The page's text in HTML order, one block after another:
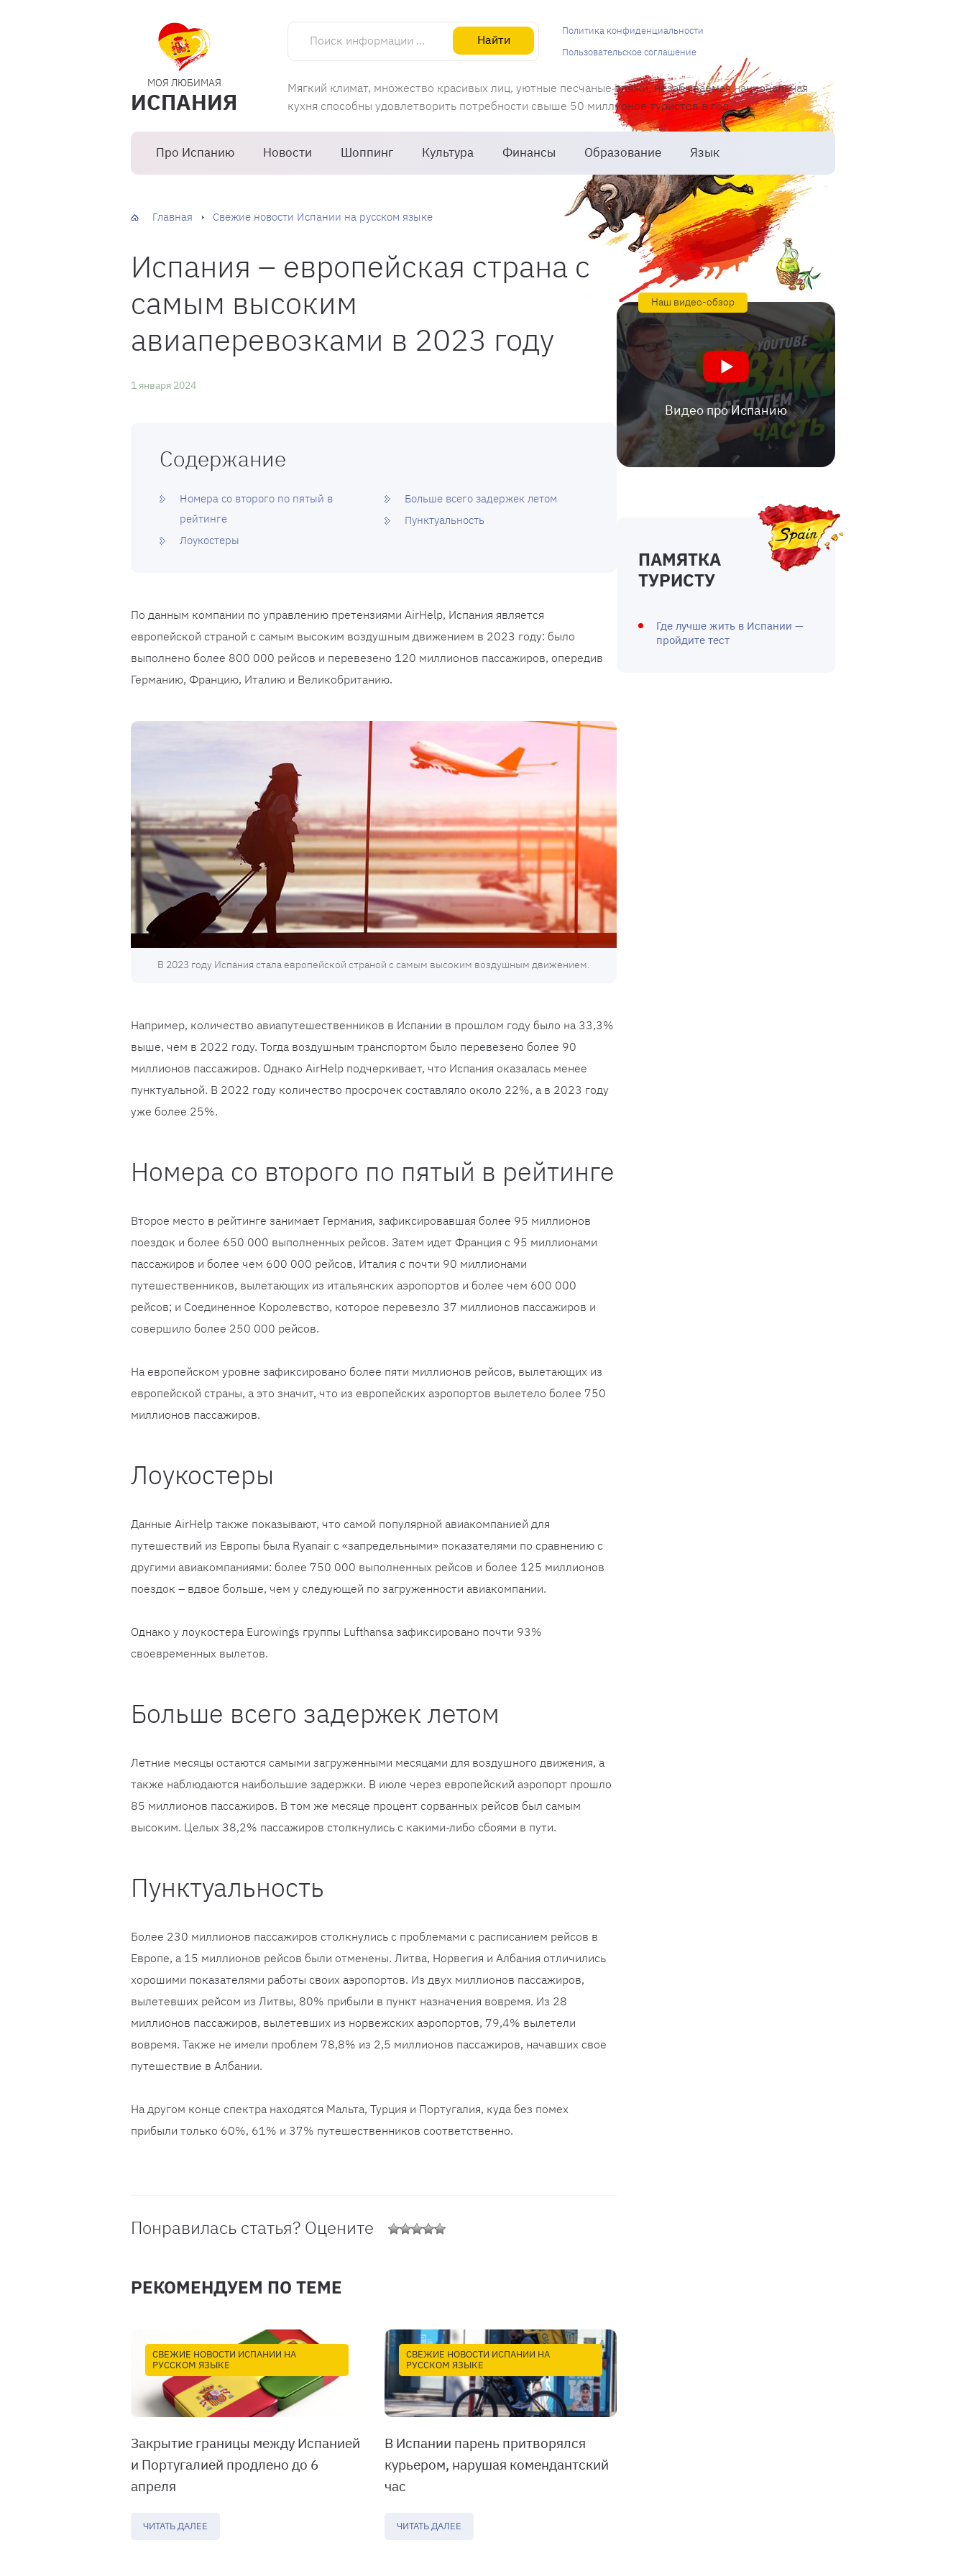
МОЯ ЛЮБИМАЯ
ИСПАНИЯ
Поиск информации об Испании
Найти
Мягкий климат, множество красивых лиц, уютные песчаные пляжи, незабываемая национальная
кухня способны удовлетворить потребности свыше 50 миллионов туристов в год.
Про Испанию Новости Шоппинг Культура Финансы Образование Язык
Политика конфиденциальности
Пользовательское соглашение
Главная Свежие новости Испании на русском языке
Испания – европейская страна с
самым высоким
авиаперевозками в 2023 году
1 января 2024
Содержание
Номера со второго по пятый в
рейтинге
Лоукостеры
Больше всего задержек летом
Пунктуальность
По данным компании по управлению претензиями AirHelp, Испания является
европейской страной с самым высоким воздушным движением в 2023 году: было
выполнено более 800 000 рейсов и перевезено 120 миллионов пассажиров, опередив
Германию, Францию, Италию и Великобританию.
В 2023 году Испания стала европейской страной с самым высоким воздушным движением.
Например, количество авиапутешественников в Испании в прошлом году было на 33,3%
выше, чем в 2022 году. Тогда воздушным транспортом было перевезено более 90
миллионов пассажиров. Однако AirHelp подчеркивает, что Испания оказалась менее
пунктуальной. В 2022 году количество просрочек составляло около 22%, а в 2023 году
уже более 25%.
Номера со второго по пятый в рейтинге
Второе место в рейтинге занимает Германия, зафиксировавшая более 95 миллионов
поездок и более 650 000 выполненных рейсов. Затем идет Франция с 95 миллионами
пассажиров и более чем 600 000 рейсов, Италия с почти 90 миллионами
путешественников, вылетающих из итальянских аэропортов и более чем 600 000
рейсов; и Соединенное Королевство, которое перевезло 37 миллионов пассажиров и
совершило более 250 000 рейсов.
На европейском уровне зафиксировано более пяти миллионов рейсов, вылетающих из
европейской страны, а это значит, что из европейских аэропортов вылетело более 750
миллионов пассажиров.
Лоукостеры
Данные AirHelp также показывают, что самой популярной авиакомпанией для
путешествий из Европы была Ryanair с «запредельными» показателями по сравнению с
другими авиакомпаниями: более 750 000 выполненных рейсов и более 125 миллионов
поездок – вдвое больше, чем у следующей по загруженности авиакомпании.
Однако у лоукостера Eurowings группы Lufthansa зафиксировано почти 93%
своевременных вылетов.
Больше всего задержек летом
Летние месяцы остаются самыми загруженными месяцами для воздушного движения, а
также наблюдаются наибольшие задержки. В июле через европейский аэропорт прошло
85 миллионов пассажиров. В том же месяце процент сорванных рейсов был самым
высоким. Целых 38,2% пассажиров столкнулись с какими-либо сбоями в пути.
Пунктуальность
Более 230 миллионов пассажиров столкнулись с проблемами с расписанием рейсов в
Европе, а 15 миллионов рейсов были отменены. Литва, Норвегия и Албания отличились
хорошими показателями работы своих аэропортов. Из двух миллионов пассажиров,
вылетевших рейсом из Литвы, 80% прибыли в пункт назначения вовремя. Из 28
миллионов пассажиров, вылетевших из норвежских аэропортов, 79,4% вылетели
вовремя. Также не имели проблем 78,8% из 2,5 миллионов пассажиров, начавших свое
путешествие в Албании.
На другом конце спектра находятся Мальта, Турция и Португалия, куда без помех
прибыли только 60%, 61% и 37% путешественников соответственно.
Понравилась статья? Оцените
РЕКОМЕНДУЕМ ПО ТЕМЕ
СВЕЖИЕ НОВОСТИ ИСПАНИИ НА
РУССКОМ ЯЗЫКЕ
Закрытие границы между Испанией
и Португалией продлено до 6
апреля
ЧИТАТЬ ДАЛЕЕ
СВЕЖИЕ НОВОСТИ ИСПАНИИ НА
РУССКОМ ЯЗЫКЕ
В Испании парень притворялся
курьером, нарушая комендантский
час
ЧИТАТЬ ДАЛЕЕ
Наш видео-обзор
Видео про Испанию
ПАМЯТКА
ТУРИСТУ
Где лучше жить в Испании —
пройдите тест